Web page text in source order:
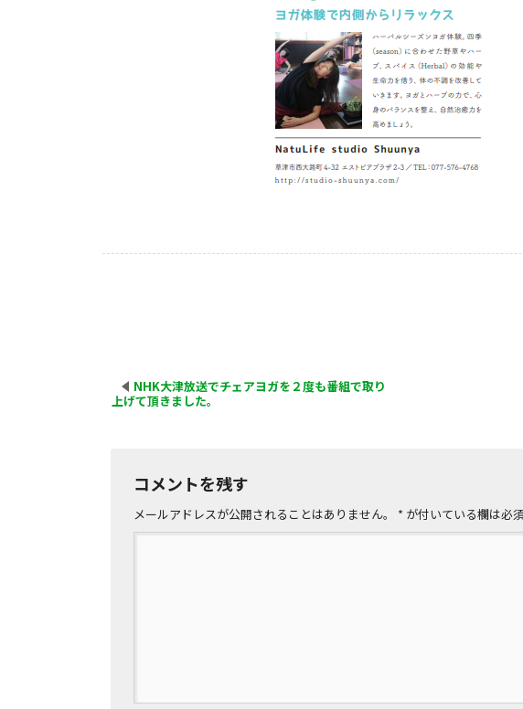
NHK大津放送でチェアヨガを２度も番組で取り
上げて頂きました。
コメントを残す
メールアドレスが公開されることはありません。 * が付いている欄は必